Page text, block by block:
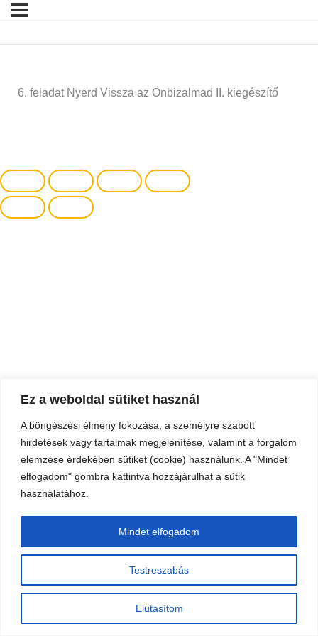
Ez a weboldal sütiket használ
A böngészési élmény fokozása, a személyre szabott
hirdetések vagy tartalmak megjelenítése, valamint a forgalom
elemzése érdekében sütiket (cookie) használunk. A "Mindet
elfogadom" gombra kattintva hozzájárulhat a sütik
használatához.
Testreszabás
Elutasítom
Mindet elfogadom
6. feladat Nyerd Vissza az Önbizalmad II. kiegészítő